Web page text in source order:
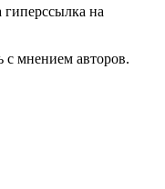
на
с мнением авторов.